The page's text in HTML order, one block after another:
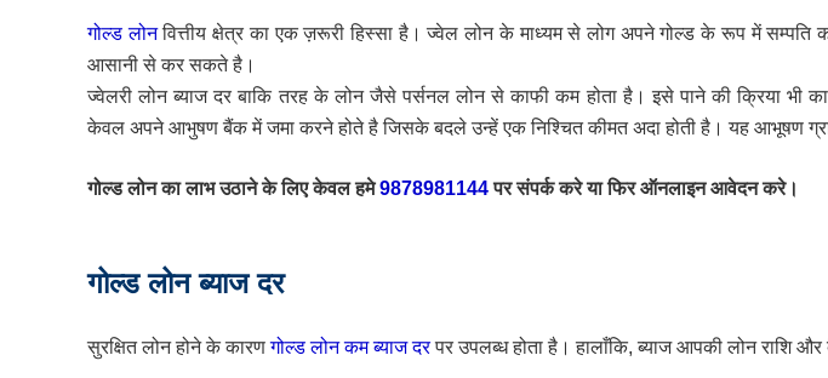
गोल्ड लोनवित्तीय क्षेत्र का एक ज़रूरी हिस्सा है। ज्वेल लोन के माध्यम से लोग अपने गोल्ड के रूप में
आसानी से कर सकते है।
ज्वेलरी लोन ब्याज दर बाकि तरह के लोन जैसे पर्सनल लोन से काफी कम होता है। इसे पाने की क्रिया भी
केवल अपने आभुषण बैंक में जमा करने होते है जिसके बदले उन्हें एक निश्चित कीमत अदा होती है। यह आभूषण
गोल्ड लोन का लाभ उठाने के लिए केवल हमे9878981144पर संपर्क करे या फिर ऑनलाइन आवेदन करे।
गोल्ड लोन ब्याज दर
सुरक्षित लोन होने के कारणगोल्ड लोन कम ब्याज दरपर उपलब्ध होता है। हालाँकि, ब्याज आपकी लोन राशि